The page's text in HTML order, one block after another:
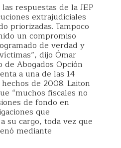
respuestas de la JEP
extrajudiciales
priorizadas. Tampoco
un compromiso
de verdad y
dijo Ómar
Abogados Opción
a una de las 14
de 2008. Laiton
“muchos fiscales no
de fondo en
que
su cargo, toda vez que
mediante